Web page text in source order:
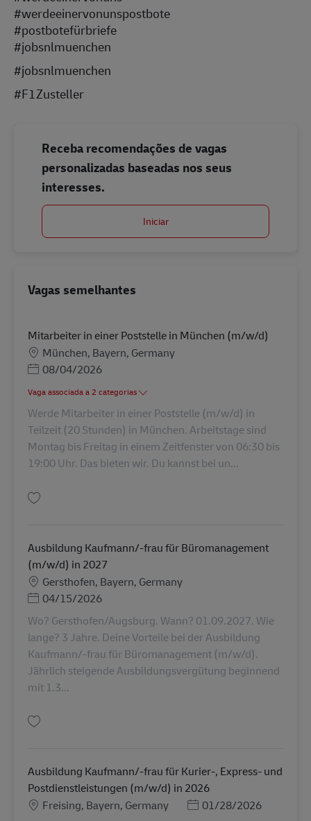
#werdeeinervonunspostbote
#postbotefürbriefe
#jobsnlmuenchen
#jobsnlmuenchen
#F1Zusteller
Receba recomendações de vagas
personalizadas baseadas nos seus
interesses.
Iniciar
Vagas semelhantes
Mitarbeiter in einer Poststelle in München (m/w/d)
Localização
München, Bayern, Germany
Posted Date
08/04/2026
Vaga associada a 2 categorias
Werde Mitarbeiter in einer Poststelle (m/w/d) in
Teilzeit (20 Stunden) in München. Arbeitstage sind
Montag bis Freitag in einem Zeitfenster von 06:30 bis
19:00 Uhr. Das bieten wir. Du kannst bei un...
Ausbildung Kaufmann/-frau für Büromanagement
(m/w/d) in 2027
Localização
Gersthofen, Bayern, Germany
Posted Date
04/15/2026
Wo? Gersthofen/Augsburg. Wann? 01.09.2027. Wie
lange? 3 Jahre. Deine Vorteile bei der Ausbildung
Kaufmann/-frau für Büromanagement (m/w/d).
Jährlich steigende Ausbildungsvergütung beginnend
mit 1.3...
Ausbildung Kaufmann/-frau für Kurier-, Express- und
Postdienstleistungen (m/w/d) in 2026
Localização
Freising, Bayern, Germany Posted Date
01/28/2026